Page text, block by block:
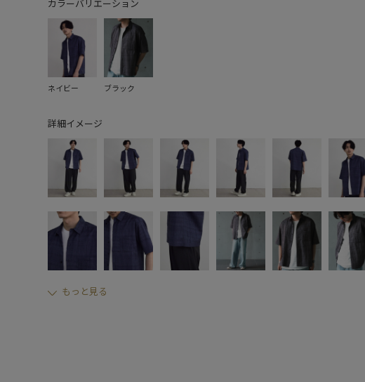
カラーバリエーション
ネイビー ブラック
詳細イメージ
もっと見る